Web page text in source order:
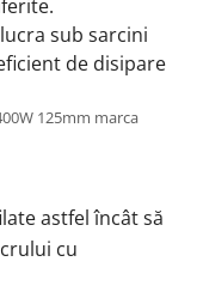
sub sarcini
de disipare
astfel încât să
cu